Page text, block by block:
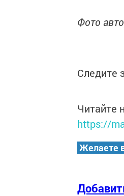
Фото
Следите
Читайте
https://
Желаете